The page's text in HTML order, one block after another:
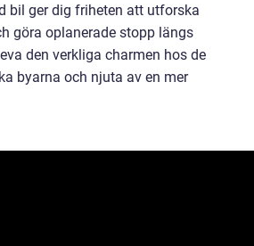
bil ger dig friheten att utforska
göra oplanerade stopp längs
den verkliga charmen hos de
byarna och njuta av en mer